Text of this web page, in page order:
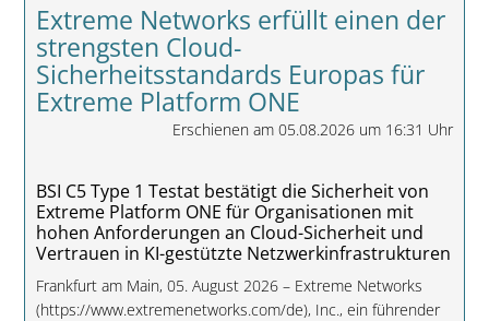
Extreme Networks erfüllt einen der
strengsten Cloud-
Sicherheitsstandards Europas für
Extreme Platform ONE
Erschienen am 05.08.2026 um 16:31 Uhr
BSI C5 Type 1 Testat bestätigt die Sicherheit von
Extreme Platform ONE für Organisationen mit
hohen Anforderungen an Cloud-Sicherheit und
Vertrauen in KI-gestützte Netzwerkinfrastrukturen
Frankfurt am Main, 05. August 2026 – Extreme Networks
(https://www.extremenetworks.com/de), Inc., ein führender